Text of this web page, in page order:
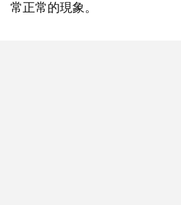
常正常的現象。